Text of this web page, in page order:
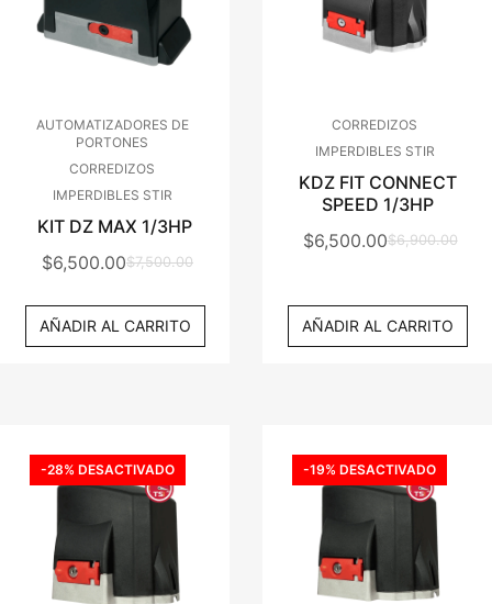
AUTOMATIZADORES DE
PORTONES
CORREDIZOS
IMPERDIBLES STIR
KIT DZ MAX 1/3HP
$7,500.00
El
Precio
Original
$6,500.00
El
Precio
Actual
AÑADIR AL CARRITO
CORREDIZOS
IMPERDIBLES STIR
KDZ FIT CONNECT
SPEED 1/3HP
$6,900.00
El
Original
Era:
$6,500.00
El
Actual
Es:
AÑADIR AL CARRITO
-28% DESACTIVADO -19% DESACTIVADO